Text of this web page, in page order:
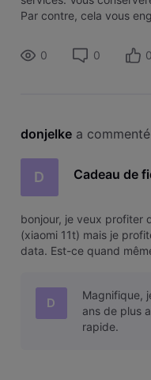
Par contre, cela vous
cette durée,
0 0 0
donjelke a
D Cadeau de
bonjour, je veux profiter
(xiaomi 11t) mais je
data. Est-ce quand
D
Magnifique,
ans de plus
rapide.